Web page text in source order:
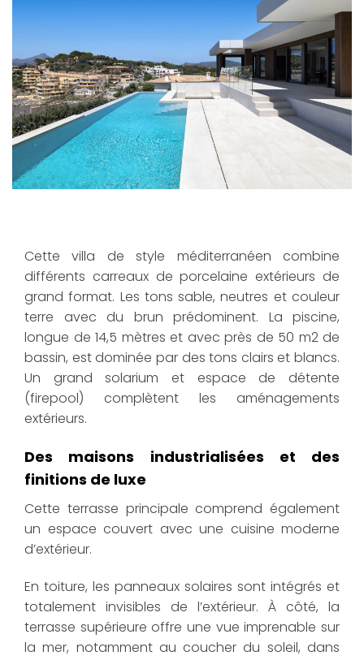
Cette villa de style méditerranéen combine
différents carreaux de porcelaine extérieurs de
grand format. Les tons sable, neutres et couleur
terre avec du brun prédominent. La piscine,
longue de 14,5 mètres et avec près de 50 m2 de
bassin, est dominée par des tons clairs et blancs.
Un grand solarium et espace de détente
(firepool) complètent les aménagements
extérieurs.
Des maisons industrialisées et des
finitions de luxe
Cette terrasse principale comprend également
un espace couvert avec une cuisine moderne
d’extérieur.
En toiture, les panneaux solaires sont intégrés et
totalement invisibles de l’extérieur. À côté, la
terrasse supérieure offre une vue imprenable sur
la mer, notamment au coucher du soleil, dans